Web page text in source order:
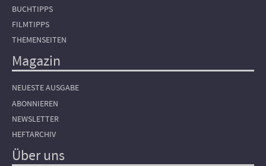
BUCHTIPPS
FILMTIPPS
THEMENSEITEN
Magazin
NEUESTE AUSGABE
ABONNIEREN
NEWSLETTER
HEFTARCHIV
Über uns